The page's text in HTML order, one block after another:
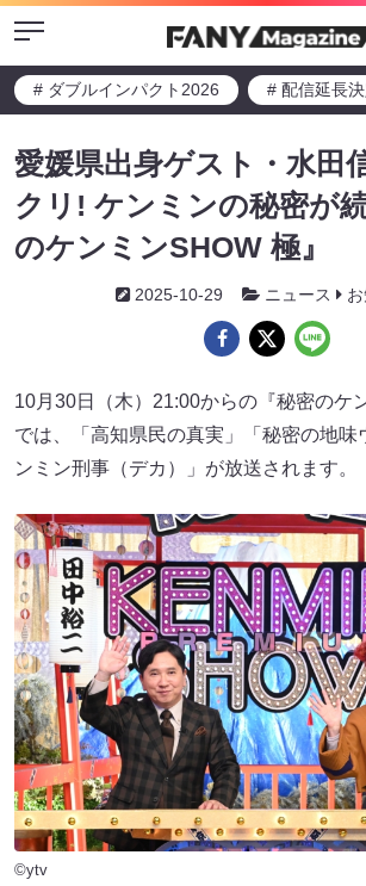
Menu
# ダブルインパクト2026 # 配信延長
愛媛県出身ゲスト・水田
クリ! ケンミンの秘密が
のケンミンSHOW 極』
2025-10-29 ニュース
10月30日（木）21:00からの『秘密のケ
では、「高知県民の真実」「秘密の地味
ンミン刑事（デカ）」が放送されます。
©ytv